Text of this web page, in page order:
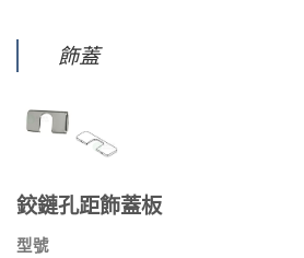
飾蓋
鉸鏈孔距飾蓋板
型號